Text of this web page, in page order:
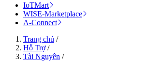
IoTMart
WISE-Marketplace
A-Connect
Trang chủ /
Hỗ Trợ/
Tài Nguyên /